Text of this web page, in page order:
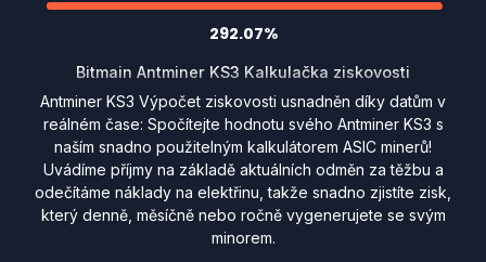
292.07%
Bitmain Antminer KS3 Kalkulačka ziskovosti
Antminer KS3 Výpočet ziskovosti usnadněn díky datům v
reálném čase: Spočítejte hodnotu svého Antminer KS3 s
naším snadno použitelným kalkulátorem ASIC minerů!
Uvádíme příjmy na základě aktuálních odměn za těžbu a
odečítáme náklady na elektřinu, takže snadno zjistíte zisk,
který denně, měsíčně nebo ročně vygenerujete se svým
minorem.